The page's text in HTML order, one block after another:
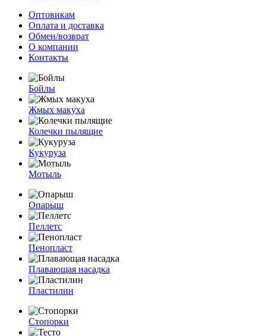
Оптовикам
Оплата и доставка
Обмен/возврат
О компании
Контакты
Бойлы
Жмых макуха
Колечки пылящие
Кукуруза
Мотыль
Опарыш
Пеллетс
Пенопласт
Плавающая насадка
Пластилин
Стопорки